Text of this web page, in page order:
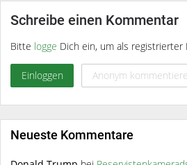
Schreibe einen Kommentar
Bitte logge Dich ein, um als
Einloggen Anonym
Neueste Kommentare